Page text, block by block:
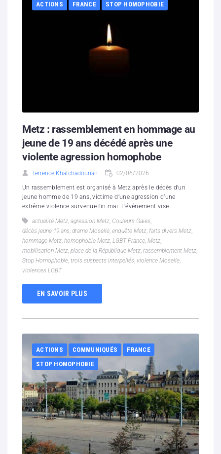
ACTIONS FRANCE STOP HOMOPHOBIE
Metz : rassemblement en hommage au
jeune de 19 ans décédé après une
violente agression homophobe
Terrence Khatchadourian 02/06/2026
Un rassemblement est organisé à Metz après le décès d’un
jeune homme de 19 ans, victime d’une agression d’une
extrême violence survenue fin mai. L’événement vise...
actualité Metz, agression Metz, Couleurs Gaies,
décès jeune 19 ans, drame Moselle, enquête Metz, faits divers Metz,
hommage Metz, homophobie Metz, LGBT France, Metz,
mobilisation Metz, place de la République Metz, rassemblement Metz,
Stop Homophobie, trois suspects interpellés, violence Moselle,
violences LGBT
EN SAVOIR PLUS
ACTIONS COMMUNIQUÉS
FRANCE
STOP HOMOPHOBIE